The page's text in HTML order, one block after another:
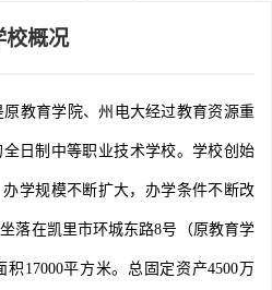
校概况
育学院、州电大经过教育资源重
日制中等职业技术学校。学校创始
学规模不断扩大，办学条件不断改
落在凯里市环城东路8号（原教育学
17000平方米。总固定资产4500万